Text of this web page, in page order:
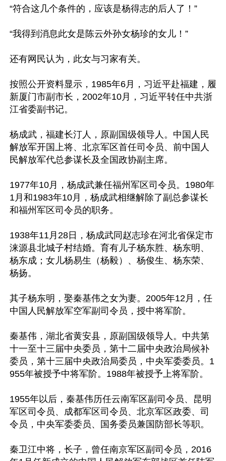
“符合这几个条件的，应该是杨得志的后人了！”
“我得到消息此女是陈云外孙女杨珍的女儿！”
还有网民认为，此女与习家有关。
按照公开资料显示，1985年6月，习近平赴福建，履
新厦门市副市长，2002年10月，习近平转任中共浙
江省委副书记。
杨成武，福建长汀人，原副国级领导人。中国人民
解放军开国上将、北京军区首任司令员、前中国人
民解放军代总参谋长及全国政协副主席。
1977年10月，杨成武兼任福州军区司令员。1980年
1月和1983年10月，杨成武相继解除了副总参谋长
和福州军区司令员的职务。
1938年11月28日，杨成武同赵志珍在河北省保定市
涞源县北城子村结婚。育有儿子杨东胜、杨东明、
杨东成；女儿杨易生（杨毅）、杨俊生、杨东荣、
杨扬。
其子杨东明，娶秦基伟之女为妻。2005年12月，任
中国人民解放军空军副司令员，授中将军阶。
秦基伟，湖北省黄安县，原副国级领导人。中共第
十一至十三届中央委员，第十二届中央政治局候补
委员，第十三届中央政治局委员，中央军委委员。1
955年被授予中将军阶。1988年被授予上将军阶。
1955年以后，秦基伟历任云南军区副司令员、昆明
军区司令员、成都军区司令员、北京军区政委、司
令员，中央军委委员、国务委员兼国防部长等职。
秦卫江中将，长子，曾任南京军区副司令员，2016